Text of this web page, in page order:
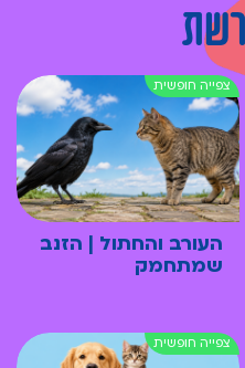
העורב והחתול | הזנב
שמתחמק